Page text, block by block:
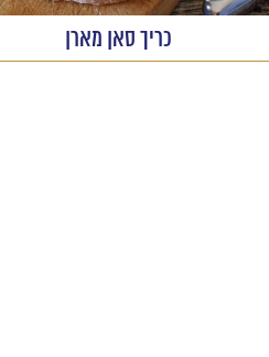
כריך סאן מארן